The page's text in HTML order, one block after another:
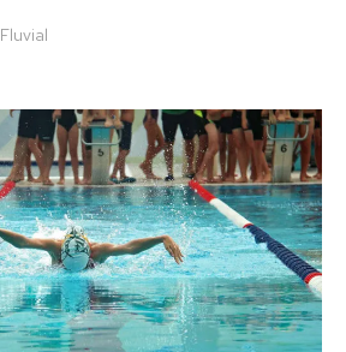
Fluvial